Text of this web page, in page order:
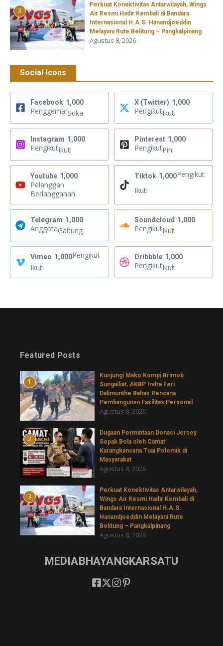
3
Perkuat Konektivitas Antarwilayah, Wings
Air Resmi Hadir Kembali di Bandara
Internasional H.A.S. Hanandjoeddin
Melayani Rute Belitung – Pangkalpinang
Agustus 8, 2026
Social Icons
Facebook 1,000
PenggemarSuka
X (Twitter) 1,000
PengikutIkuti
Instagram 1,000
PengikutIkuti
Pinterest 1,000
PengikutPin
Youtube 1,000
Pelanggan
Berlangganan
Tiktok 1,000Pengikut
Ikuti
Telegram 1,000
AnggotaGabung
Soundcloud 1,000
PengikutIkuti
Vimeo 1,000Pengikut
Ikuti
Dribbble 1,000
PengikutIkuti
Featured Posts
1
Kunjungi Mako Kompi Brimob
Sungailiat, AKBP Indra Feri
Dalimunthe Bahas Rencana
Pembangunan Fasilitas Personel
Agustus 8, 2026
2
‎Dugaan Permintaan Donasi Jersey
Sepak Bola oleh Camat
Karangkancana Tuai Polemik di
Masyarakat
Agustus 8, 2026
3
Perkuat Konektivitas Antarwilayah,
Wings Air Resmi Hadir Kembali di
Bandara Internasional H.A.S.
Hanandjoeddin Melayani Rute
Belitung – Pangkalpinang
Agustus 8, 2026
MEDIABHAYANGKARSATU